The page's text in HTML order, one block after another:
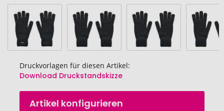
Druckvorlagen für diesen Artikel:
Download Druckstandskizze
Zum
AnfangArtikel konfigurieren